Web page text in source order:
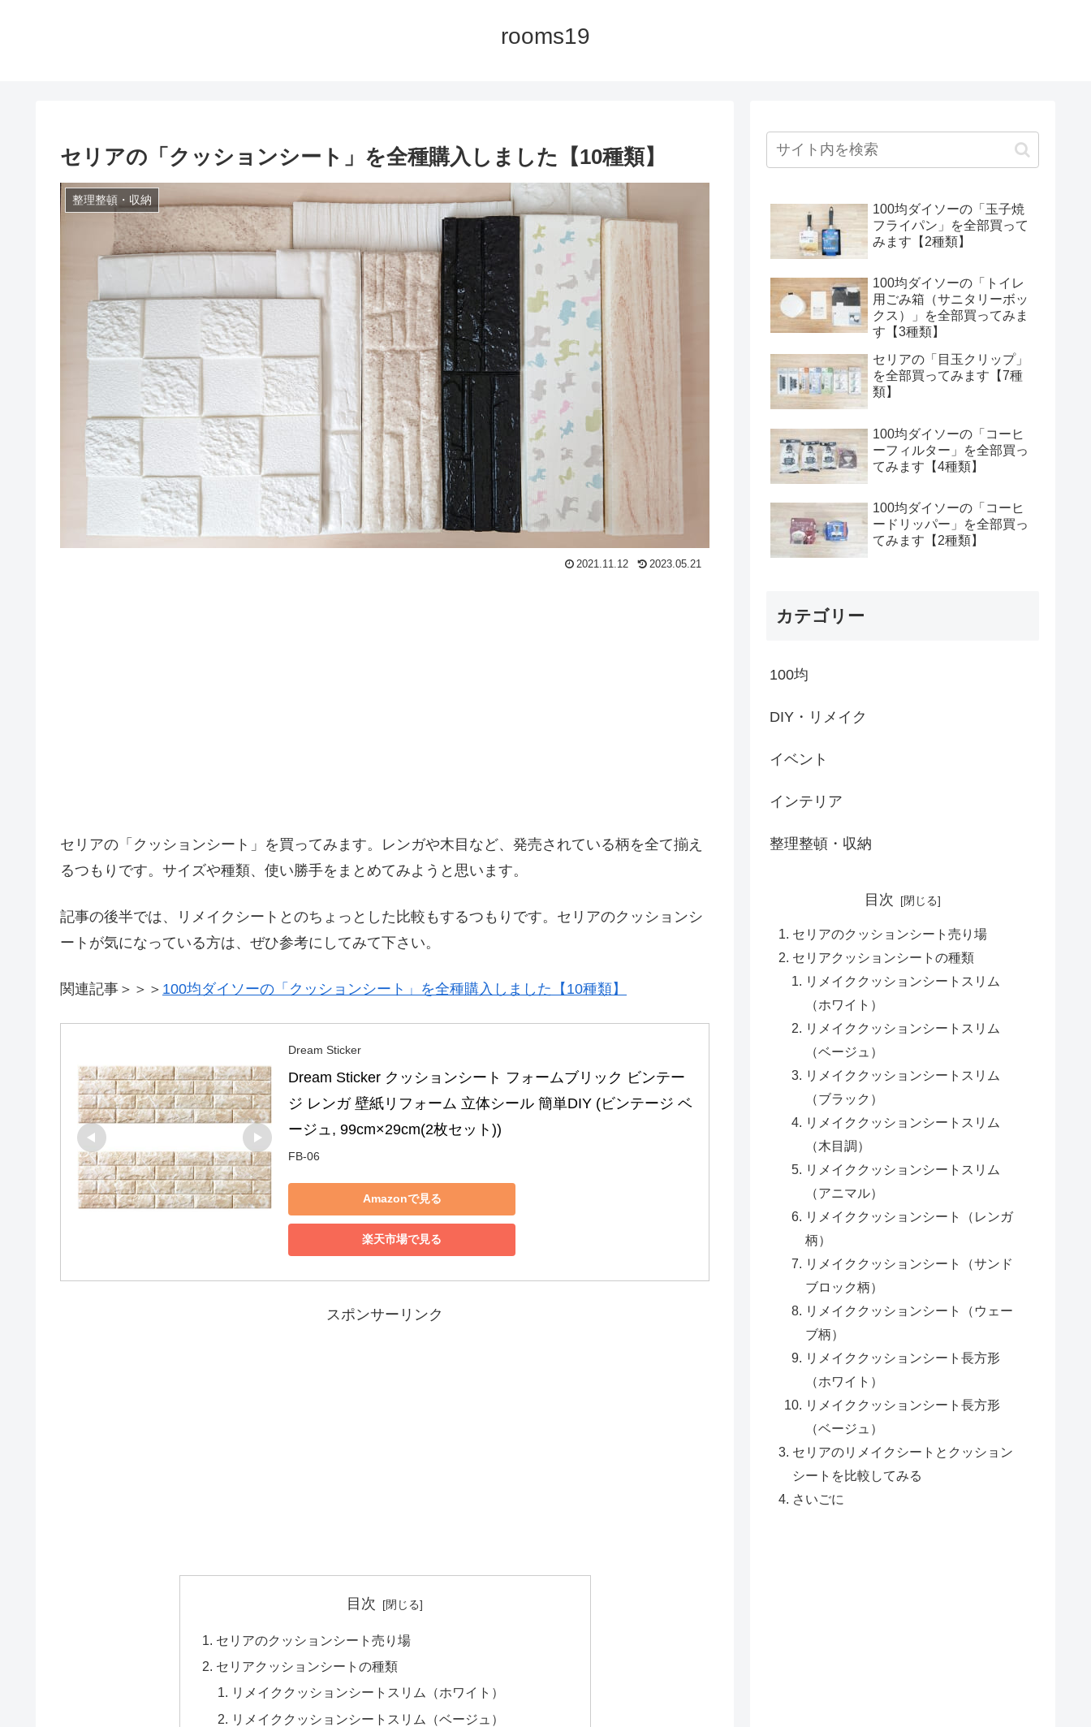
rooms19
セリアの「クッションシート」を全種購入しました【10種類】
整理整頓・収納
2021.11.12 2023.05.21
セリアの「クッションシート」を買ってみます。レンガや木目など、発売されている柄を全て揃え
るつもりです。サイズや種類、使い勝手をまとめてみようと思います。
記事の後半では、リメイクシートとのちょっとした比較もするつもりです。セリアのクッションシ
ートが気になっている方は、ぜひ参考にしてみて下さい。
関連記事＞＞＞ 100均ダイソーの「クッションシート」を全種購入しました【10種類】
Dream Sticker
Dream Sticker クッションシート フォームブリック ビンテー
ジ レンガ 壁紙リフォーム 立体シール 簡単DIY (ビンテージ ベ
ージュ, 99cm×29cm(2枚セット))
FB-06
Amazonで見る
楽天市場で見る
スポンサーリンク
目次
セリアのクッションシート売り場
セリアクッションシートの種類
リメイククッションシートスリム（ホワイト）
リメイククッションシートスリム（ベージュ）
100均ダイソーの「玉子焼
フライパン」を全部買って
みます【2種類】
100均ダイソーの「トイレ
用ごみ箱（サニタリーボッ
クス）」を全部買ってみま
す【3種類】
セリアの「目玉クリップ」
を全部買ってみます【7種
類】
100均ダイソーの「コーヒ
ーフィルター」を全部買っ
てみます【4種類】
100均ダイソーの「コーヒ
ードリッパー」を全部買っ
てみます【2種類】
カテゴリー
100均
DIY・リメイク
イベント
インテリア
整理整頓・収納
目次
セリアのクッションシート売り場
セリアクッションシートの種類
リメイククッションシートスリム
（ホワイト）
リメイククッションシートスリム
（ベージュ）
リメイククッションシートスリム
（ブラック）
リメイククッションシートスリム
（木目調）
リメイククッションシートスリム
（アニマル）
リメイククッションシート（レンガ
柄）
リメイククッションシート（サンド
ブロック柄）
リメイククッションシート（ウェー
ブ柄）
リメイククッションシート長方形
（ホワイト）
リメイククッションシート長方形
（ベージュ）
セリアのリメイクシートとクッション
シートを比較してみる
さいごに